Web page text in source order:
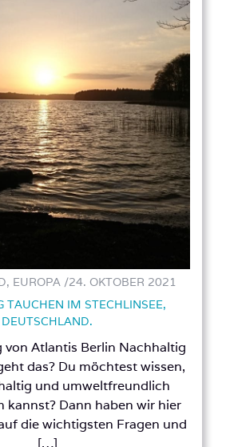
EUROPA /24. OKTOBER 2021
TAUCHEN IM STECHLINSEE,
DEUTSCHLAND.
von Atlantis Berlin Nachhaltig
das? Du möchtest wissen,
und umweltfreundlich
kannst? Dann haben wir hier
die wichtigsten Fragen und
[…]